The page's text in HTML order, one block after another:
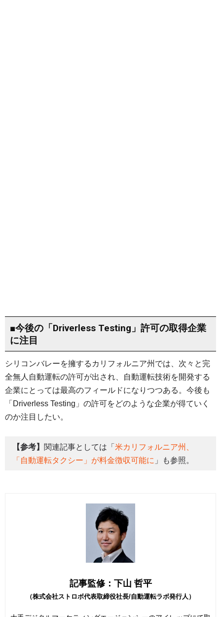
■今後の「Driverless Testing」許可の取得企業
に注目
シリコンバレーを擁するカリフォルニア州では、次々と完
全無人自動運転の許可が出され、自動運転技術を開発する
企業にとっては最高のフィールドになりつつある。今後も
「Driverless Testing」の許可をどのような企業が得ていく
のか注目したい。
【参考】 関連記事としては「 米カリフォルニア州、
「自動運転タクシー」が料金徴収可能に 」も参照。
記事監修：下山 哲平
（株式会社ストロボ代表取締役社長/自動運転ラボ発行人）